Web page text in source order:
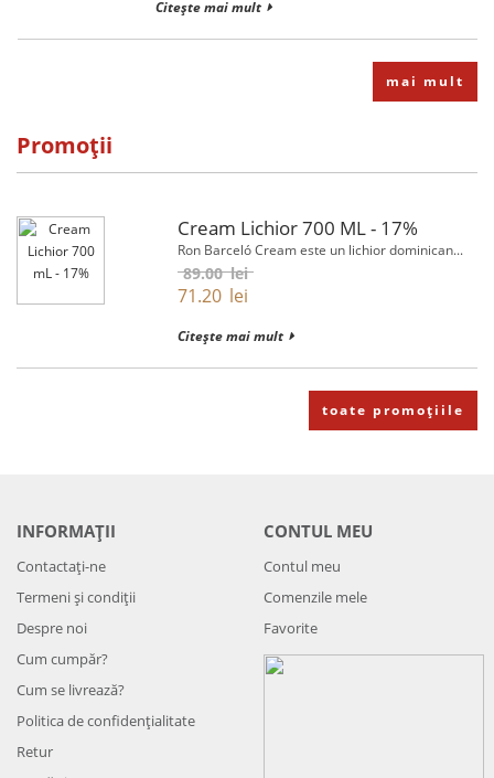
Citește mai mult
mai mult
Promoții
Cream Lichior 700 ML - 17%
Ron Barceló Cream este un lichior dominican...
89.00lei
71.20 lei
Citește mai mult
toate promoțiile
INFORMAȚII
Contactați-ne
Termeni și condiții
Despre noi
Cum cumpăr?
Cum se livrează?
Politica de confidenţialitate
Retur
CONTUL MEU
Contul meu
Comenzile mele
Favorite